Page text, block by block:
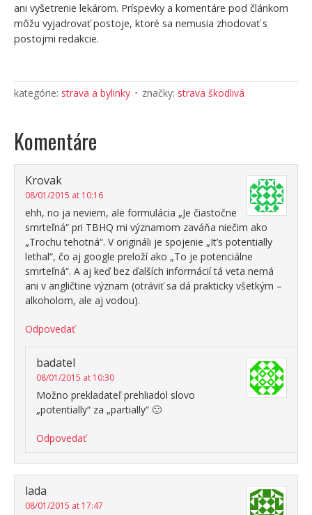
ani vyšetrenie lekárom. Príspevky a komentáre pod článkom
môžu vyjadrovať postoje, ktoré sa nemusia zhodovať s
postojmi redakcie.
kategórie: strava a bylinky značky: strava škodlivá
Komentáre
Krovak
08/01/2015 at 10:16
ehh, no ja neviem, ale formulácia „Je čiastočne
smrteľná“ pri TBHQ mi významom zaváňa niečim ako
„Trochu tehotná“. V origináli je spojenie „It’s potentially
lethal“, čo aj google preloží ako „To je potenciálne
smrteľná“. A aj keď bez ďalších informácií tá veta nemá
ani v angličtine význam (otráviť sa dá prakticky všetkým –
alkoholom, ale aj vodou).
Odpovedať
badatel
08/01/2015 at 10:30
Možno prekladateľ prehliadol slovo
„potentially“ za „partially“ 🙂
Odpovedať
lada
08/01/2015 at 17:47